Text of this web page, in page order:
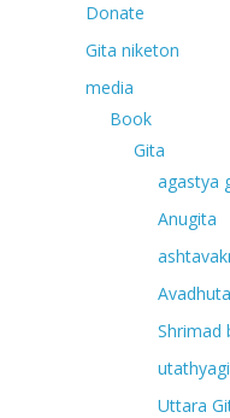
Donate
Gita niketon
media
Book
Gita
agastya
Anugita
Shrimad
Uttara